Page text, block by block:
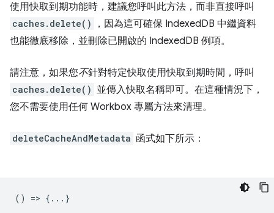
使用快取到期功能時，建議您呼叫此方法，而非直接呼叫
caches.delete()
，因為這可確保 IndexedDB 中繼資料
也能徹底移除，並刪除已開啟的 IndexedDB 例項。
請注意，如果您不針對特定快取使用快取到期時間，呼叫
caches.delete() 並傳入快取名稱即可。在這種情況下，
您不需要使用任何 Workbox 專屬方法來清理。
deleteCacheAndMetadata 函式如下所示：
() => {...}